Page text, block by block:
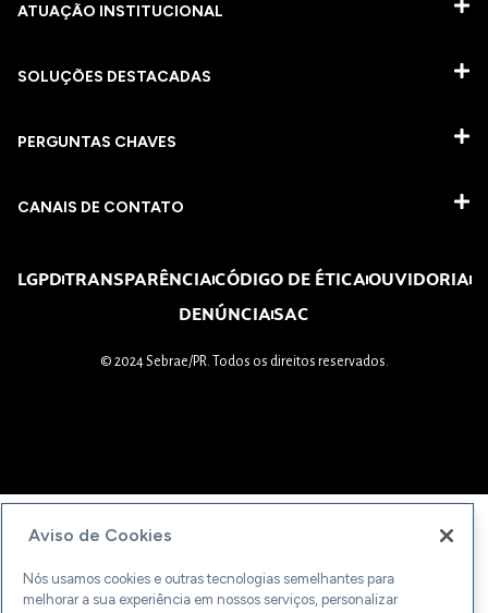
ATUAÇÃO INSTITUCIONAL
SOLUÇÕES DESTACADAS
PERGUNTAS CHAVES​
CANAIS DE CONTATO
LGPDTRANSPARÊNCIACÓDIGO DE ÉTICAOUVIDORIA
DENÚNCIASAC
© 2024 Sebrae/PR. Todos os direitos reservados.
Aviso de Cookies
Nós usamos cookies e outras tecnologias semelhantes para
melhorar a sua experiência em nossos serviços, personalizar